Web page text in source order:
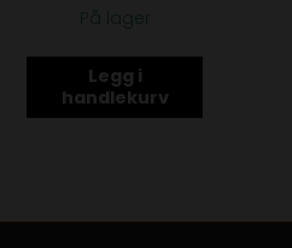
På lager
Legg i
handlekurv